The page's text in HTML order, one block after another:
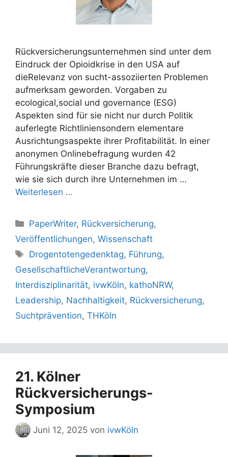
Rückversicherungsunternehmen sind unter dem
Eindruck der Opioidkrise in den USA auf
dieRelevanz von sucht-assoziierten Problemen
aufmerksam geworden. Vorgaben zu
ecological,social und governance (ESG)
Aspekten sind für sie nicht nur durch Politik
auferlegte Richtliniensondern elementare
Ausrichtungsaspekte ihrer Profitabilität. In einer
anonymen Onlinebefragung wurden 42
Führungskräfte dieser Branche dazu befragt,
wie sie sich durch ihre Unternehmen im …
Weiterlesen …
Kategorien
PaperWriter, Rückversicherung,
Veröffentlichungen, Wissenschaft
Schlagwörter
Drogentotengedenktag, Führung,
GesellschaftlicheVerantwortung,
Interdisziplinarität, ivwKöln, kathoNRW,
Leadership, Nachhaltigkeit, Rückversicherung,
Suchtprävention, THKöln
21. Kölner
Rückversicherungs-
Symposium
Juni 12, 2025 von ivwKöln